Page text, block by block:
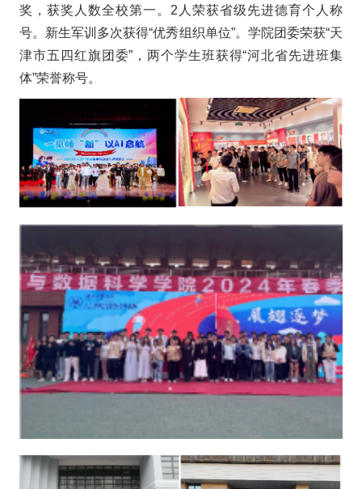
奖，获奖人数全校第一。2人荣获省级先进德育个人称
号。新生军训多次获得“优秀组织单位”。学院团委荣获“天
津市五四红旗团委”，两个学生班获得“河北省先进班集
体”荣誉称号。